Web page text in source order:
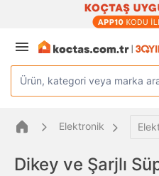
Ürün, kategori veya marka
Elektronik
Dikey ve Şarjlı